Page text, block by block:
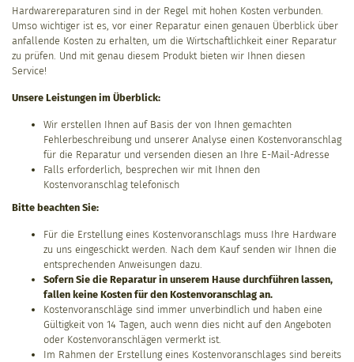
Hardwarereparaturen sind in der Regel mit hohen Kosten verbunden.
Umso wichtiger ist es, vor einer Reparatur einen genauen Überblick über
anfallende Kosten zu erhalten, um die Wirtschaftlichkeit einer Reparatur
zu prüfen. Und mit genau diesem Produkt bieten wir Ihnen diesen
Service!
Unsere Leistungen im Überblick:
Wir erstellen Ihnen auf Basis der von Ihnen gemachten
Fehlerbeschreibung und unserer Analyse einen Kostenvoranschlag
für die Reparatur und versenden diesen an Ihre E-Mail-Adresse
Falls erforderlich, besprechen wir mit Ihnen den
Kostenvoranschlag telefonisch
Bitte beachten Sie:
Für die Erstellung eines Kostenvoranschlags muss Ihre Hardware
zu uns eingeschickt werden. Nach dem Kauf senden wir Ihnen die
entsprechenden Anweisungen dazu.
Sofern Sie die Reparatur in unserem Hause durchführen lassen,
fallen keine Kosten für den Kostenvoranschlag an.
Kostenvoranschläge sind immer unverbindlich und haben eine
Gültigkeit von 14 Tagen, auch wenn dies nicht auf den Angeboten
oder Kostenvoranschlägen vermerkt ist.
Im Rahmen der Erstellung eines Kostenvoranschlages sind bereits